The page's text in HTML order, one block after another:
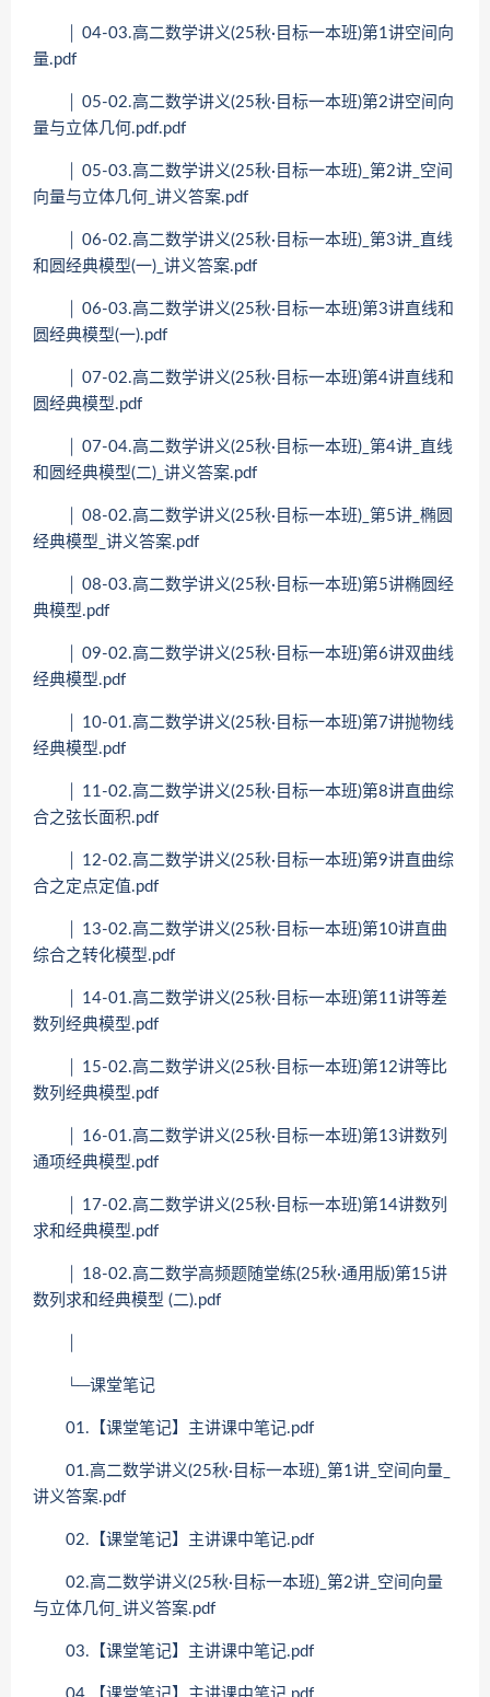
│ 04-03.高二数学讲义(25秋·目标一本班)第1讲空间向
量.pdf
│ 05-02.高二数学讲义(25秋·目标一本班)第2讲空间向
量与立体几何.pdf.pdf
│ 05-03.高二数学讲义(25秋·目标一本班)_第2讲_空间
向量与立体几何_讲义答案.pdf
│ 06-02.高二数学讲义(25秋·目标一本班)_第3讲_直线
和圆经典模型(一)_讲义答案.pdf
│ 06-03.高二数学讲义(25秋·目标一本班)第3讲直线和
圆经典模型(一).pdf
│ 07-02.高二数学讲义(25秋·目标一本班)第4讲直线和
圆经典模型.pdf
│ 07-04.高二数学讲义(25秋·目标一本班)_第4讲_直线
和圆经典模型(二)_讲义答案.pdf
│ 08-02.高二数学讲义(25秋·目标一本班)_第5讲_椭圆
经典模型_讲义答案.pdf
│ 08-03.高二数学讲义(25秋·目标一本班)第5讲椭圆经
典模型.pdf
│ 09-02.高二数学讲义(25秋·目标一本班)第6讲双曲线
经典模型.pdf
│ 10-01.高二数学讲义(25秋·目标一本班)第7讲抛物线
经典模型.pdf
│ 11-02.高二数学讲义(25秋·目标一本班)第8讲直曲综
合之弦长面积.pdf
│ 12-02.高二数学讲义(25秋·目标一本班)第9讲直曲综
合之定点定值.pdf
│ 13-02.高二数学讲义(25秋·目标一本班)第10讲直曲
综合之转化模型.pdf
│ 14-01.高二数学讲义(25秋·目标一本班)第11讲等差
数列经典模型.pdf
│ 15-02.高二数学讲义(25秋·目标一本班)第12讲等比
数列经典模型.pdf
│ 16-01.高二数学讲义(25秋·目标一本班)第13讲数列
通项经典模型.pdf
│ 17-02.高二数学讲义(25秋·目标一本班)第14讲数列
求和经典模型.pdf
│ 18-02.高二数学高频题随堂练(25秋·通用版)第15讲
数列求和经典模型 (二).pdf
└─课堂笔记
01.【课堂笔记】主讲课中笔记.pdf
01.高二数学讲义(25秋·目标一本班)_第1讲_空间向量_
讲义答案.pdf
02.【课堂笔记】主讲课中笔记.pdf
02.高二数学讲义(25秋·目标一本班)_第2讲_空间向量
与立体几何_讲义答案.pdf
03.【课堂笔记】主讲课中笔记.pdf